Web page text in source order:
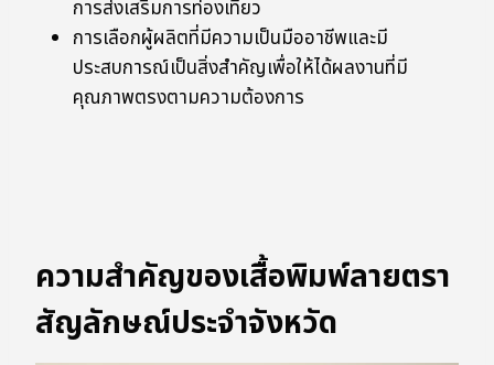
การส่งเสริมการท่องเที่ยว
การเลือกผู้ผลิตที่มีความเป็นมืออาชีพและมี
ประสบการณ์เป็นสิ่งสำคัญเพื่อให้ได้ผลงานที่มี
คุณภาพตรงตามความต้องการ
ความสำคัญของเสื้อพิมพ์ลายตรา
สัญลักษณ์ประจำจังหวัด